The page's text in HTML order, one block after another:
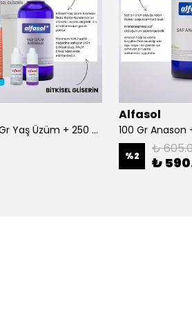
100 Gr Anason + 10 Gr Yaş Üzüm + 250 Gr Gliserin + Alkol Test Kiti
Alfasol
%2 ₺
₺